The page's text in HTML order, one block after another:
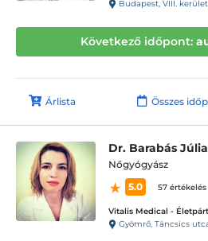
Budapest, VIII.
Következő időpont:
Árlista Összes
Dr. Barabás Júlia
Nőgyógyász
5.0
57 értékelés
Gyömrő, Táncsics